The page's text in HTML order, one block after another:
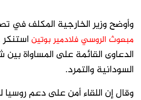
وأوضح وزير الخارجية المكلف في
مبعوث الروسي فلادمير بوتيناستنكر
الدعاوى القائمة على المساواة بين
السودانية والتمرد.
وقال إن اللقاء أمن على دعم